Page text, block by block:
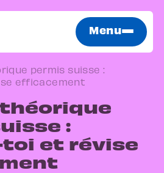
Menu
permis suisse :
efficacement
:
et révise